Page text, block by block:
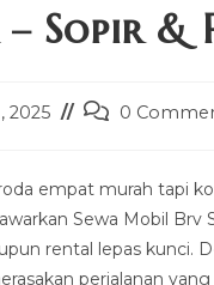
Sopir &
2025
Post0
empat murah tapi
Sewa Mobil Brv
rental lepas
perjalanan